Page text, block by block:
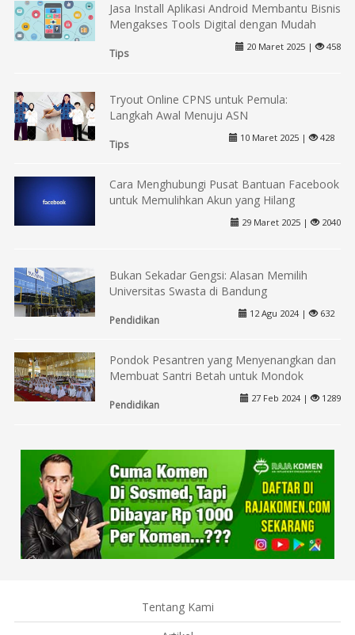
Jasa Install Aplikasi Android Membantu Bisnis
Mengakses Tools Digital dengan Mudah
Tips
20 Maret 2025 | 458
Tryout Online CPNS untuk Pemula:
Langkah Awal Menuju ASN
Tips
10 Maret 2025 | 428
Cara Menghubungi Pusat Bantuan Facebook
untuk Memulihkan Akun yang Hilang
29 Maret 2025 | 2040
Bukan Sekadar Gengsi: Alasan Memilih
Universitas Swasta di Bandung
Pendidikan
12 Agu 2024 | 632
Pondok Pesantren yang Menyenangkan dan
Membuat Santri Betah untuk Mondok
Pendidikan
27 Feb 2024 | 1289
Tentang Kami